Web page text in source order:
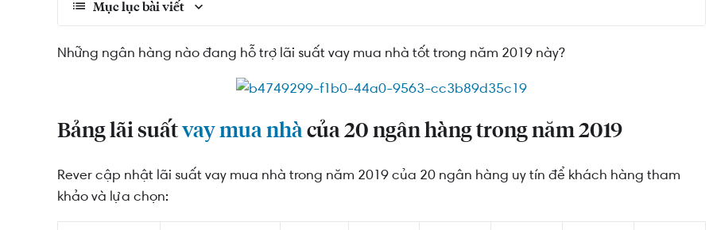
Mục lục bài viết
Bảng lãi suất vay mua nhà của 20 ngân hàng trong năm 2019
Những ngân hàng nào đang hỗ trợ lãi suất vay mua nhà tốt trong năm 2019 này?
Bảng lãi suấtvay mua nhàcủa 20 ngân hàng trong năm 2019
Rever cập nhật lãi suất vay mua nhà trong năm 2019 của 20 ngân hàng uy tín để khách hàng tham
khảo và lựa chọn: